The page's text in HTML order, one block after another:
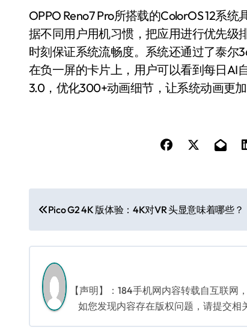
OPPO Reno7 Pro所搭载的ColorOS 12系
据不同用户用机习惯，把应用进行优先级
时刻保证系统流畅度。系统还通过了泰尔
在负一屏的卡片上，用户可以看到每日AI
3.0，优化300+动画细节，让系统动画更加
文
章
导
航
Pico G2 4K 版体验：4K对VR 头显意味着哪些？
【声明】：184手机网内容转载自互联网
如您发现内容存在版权问题，请提交相